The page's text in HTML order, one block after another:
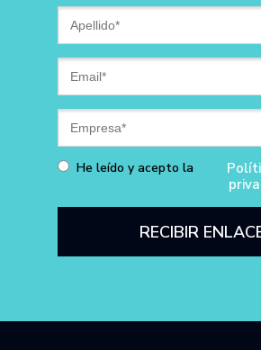
He leído y acepto la
RECIBIR